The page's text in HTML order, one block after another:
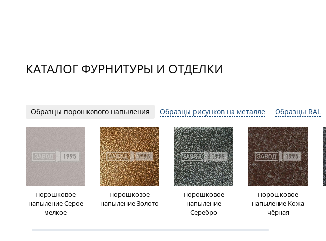
КАТАЛОГ ФУРНИТУРЫ И ОТДЕЛКИ
Образцы порошкового напыления Образцы рисунков на металле Образцы RAL
Порошковое
напыление Серое
мелкое
Порошковое
напыление Золото
Порошковое
напыление
Серебро
Порошковое
напыление Кожа
чёрная